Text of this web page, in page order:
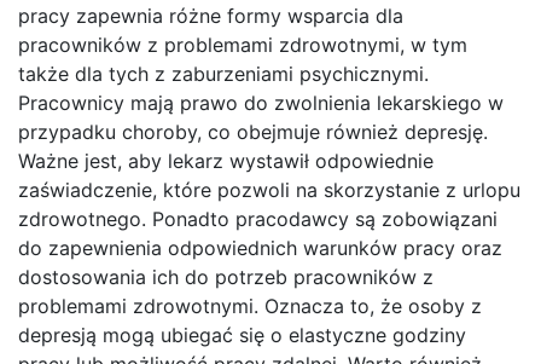
pracy zapewnia różne formy wsparcia dla
pracowników z problemami zdrowotnymi, w tym
także dla tych z zaburzeniami psychicznymi.
Pracownicy mają prawo do zwolnienia lekarskiego w
przypadku choroby, co obejmuje również depresję.
Ważne jest, aby lekarz wystawił odpowiednie
zaświadczenie, które pozwoli na skorzystanie z urlopu
zdrowotnego. Ponadto pracodawcy są zobowiązani
do zapewnienia odpowiednich warunków pracy oraz
dostosowania ich do potrzeb pracowników z
problemami zdrowotnymi. Oznacza to, że osoby z
depresją mogą ubiegać się o elastyczne godziny